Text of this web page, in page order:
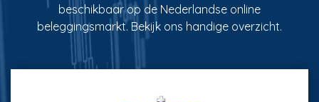
beschikbaar op de Nederlandse online
beleggingsmarkt. Bekijk ons handige overzicht.